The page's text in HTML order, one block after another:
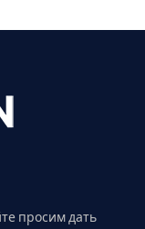
просим дать